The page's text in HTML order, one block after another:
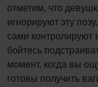
отметим, что
игнорируют эту
сами контролируют
бойтесь
момент, когда вы
готовы получить